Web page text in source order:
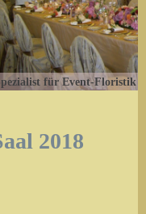
für Event-Floristik
2018